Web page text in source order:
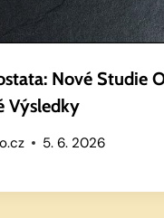
Nové Studie
Výsledky
5. 6. 2026